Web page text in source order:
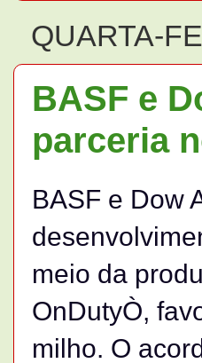
QUARTA-
BASF e
parceria
BASF e Dow
meio da
OnDutyÒ,
milho. O